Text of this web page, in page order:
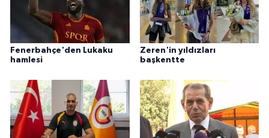
Fenerbahçe'den Lukaku
hamlesi
Zeren'in yıldızları
başkentte